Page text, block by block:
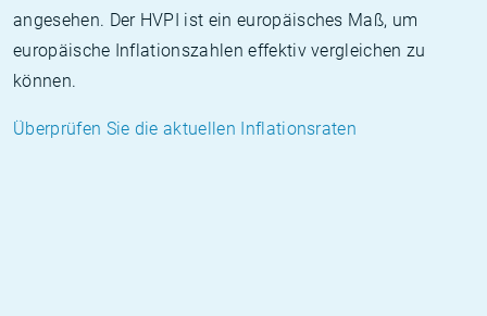
angesehen. Der HVPI ist ein europäisches Maß, um
europäische Inflationszahlen effektiv vergleichen zu
können.
Überprüfen Sie die aktuellen Inflationsraten